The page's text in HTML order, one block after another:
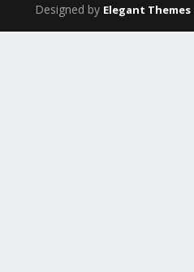
Designed by Elegant Themes